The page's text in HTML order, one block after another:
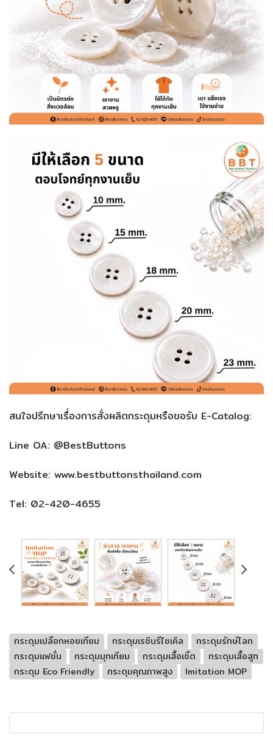
สนใจปรึกษาเรื่องการสั่งผลิตกระดุมหรือขอรับ E-Catalog:
Line OA: @BestButtons
Website: www.bestbuttonsthailand.com
Tel: 02-420-4655
กระดุมเปลือกหอยเทียม กระดุมเรซินรีไซเคิล
กระดุมรักษ์โลก
กระดุมแฟชั่น
กระดุมมุกเทียม กระดุมเสื้อเชิ้ต
กระดุมเสื้อสูท
กระดุม Eco Friendly
กระดุมคุณภาพสูง Imitation MOP